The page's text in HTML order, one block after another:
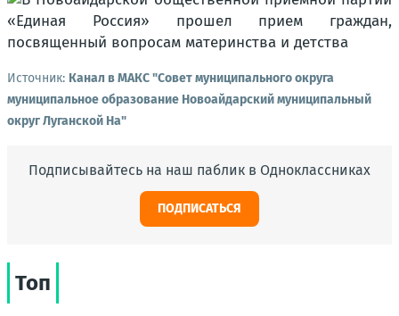
Источник: Канал в МАКС "Совет муниципального округа
муниципальное образование Новоайдарский муниципальный
округ Луганской На"
Подписывайтесь на наш паблик в Одноклассниках
ПОДПИСАТЬСЯ
Топ